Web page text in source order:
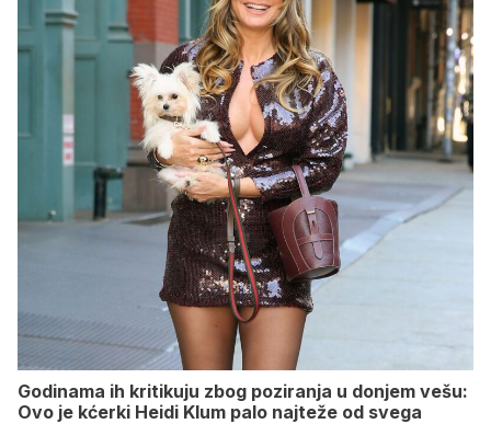
Godinama ih kritikuju zbog poziranja u donjem vešu:
Ovo je kćerki Heidi Klum palo najteže od svega